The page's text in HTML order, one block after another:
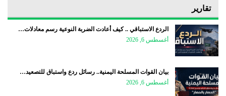
تقارير
الردع الاستباقي .. كيف أعادت الضربة النوعية رسم معادلات…
أغسطس 6, 2026
بيان القوات المسلحة اليمنية.. رسائل ردع واستباق للتصعيد…
أغسطس 6, 2026